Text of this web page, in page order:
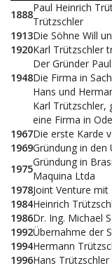
1888
Paul Heinrich
Trützschler
1913Die Söhne Will
1920Karl Trützschler
Der Gründer
1948Die Firma in
Hans und
Karl Trützschler,
eine Firma in
1967Die erste Karde
1969Gründung in den
1975
Gründung in
Maquina Ltda
1978Joint Venture
1984Heinrich
1986Dr. Ing. Michael
1992Übernahme der
1994Hermann
1996Hans